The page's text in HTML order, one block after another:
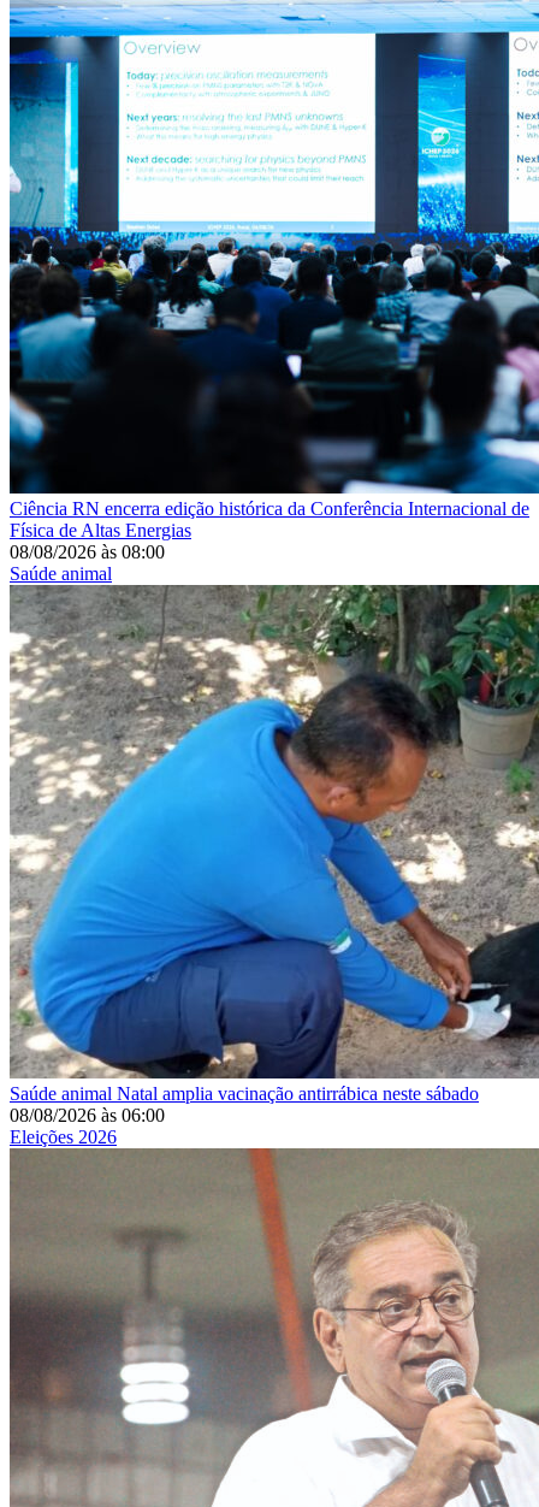
Ciência RN encerra edição histórica da Conferência Internacional de
Física de Altas Energias
08/08/2026 às 08:00
Saúde animal
Saúde animal Natal amplia vacinação antirrábica neste sábado
08/08/2026 às 06:00
Eleições 2026